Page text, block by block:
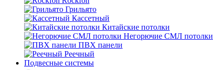
Грильято
Кассетный
Китайские потолки
Негорючие СМЛ потолки
ПВХ панели
Реечный
Подвесные системы